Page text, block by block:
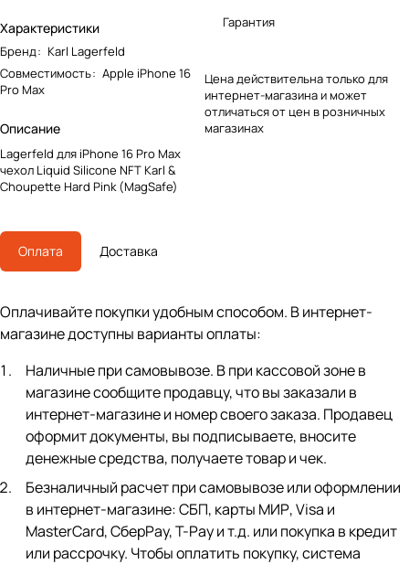
Характеристики
Бренд: Karl Lagerfeld
Совместимость: Apple iPhone 16
Pro Max
Описание
Lagerfeld для iPhone 16 Pro Max
чехол Liquid Silicone NFT Karl &
Choupette Hard Pink (MagSafe)
Гарантия
Цена действительна только для
интернет-магазина и может
отличаться от цен в розничных
магазинах
Оплата Доставка
Оплачивайте покупки удобным способом. В интернет-
магазине доступны варианты оплаты:
Наличные при самовывозе. В при кассовой зоне в
магазине сообщите продавцу, что вы заказали в
интернет-магазине и номер своего заказа. Продавец
оформит документы, вы подписываете, вносите
денежные средства, получаете товар и чек.
Безналичный расчет при самовывозе или оформлении
в интернет-магазине: СБП, карты МИР, Visa и
MasterCard, СберPay, Т-Pay и т.д. или покупка в кредит
или рассрочку. Чтобы оплатить покупку, система